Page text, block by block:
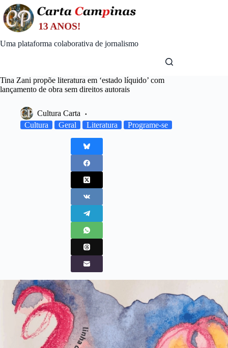
Skip
to
content
Uma plataforma colaborativa de jornalismo
Tina Zani propõe literatura em ‘estado líquido’ com
lançamento de obra sem direitos autorais
Cultura Carta
Cultura
Geral Literatura Programe-se